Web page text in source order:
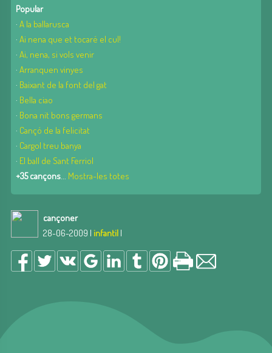
Popular
· A la ballarusca
· Ai nena que et tocaré el cul!
· Ai, nena, si vols venir
· Arranquen vinyes
· Baixant de la font del gat
· Bella ciao
· Bona nit bons germans
· Cançó de la felicitat
· Cargol treu banya
· El ball de Sant Ferriol
+35 cançons
Mostra-les totes
cançoner
28-06-2009 | infantil |